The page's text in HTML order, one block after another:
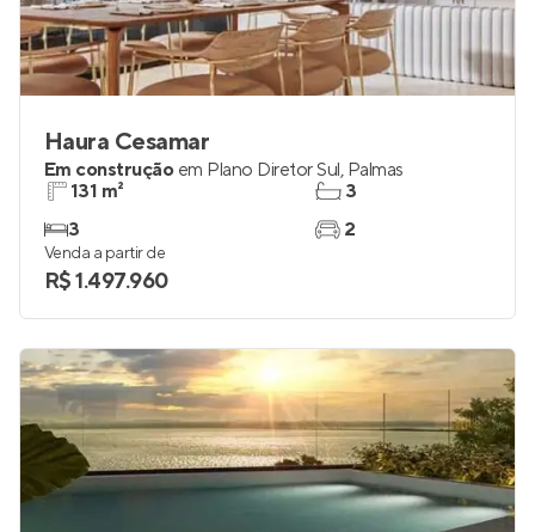
Haura Cesamar
Em construção em Plano Diretor Sul, Palmas
131 m²
3
3
2
Venda a partir de
R$ 1.497.960